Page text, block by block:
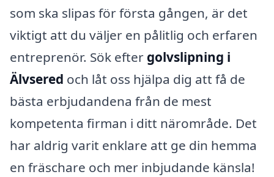
som ska slipas för första gången, är det
viktigt att du väljer en pålitlig och erfaren
entreprenör. Sök efter golvslipning i
Älvsered och låt oss hjälpa dig att få de
bästa erbjudandena från de mest
kompetenta firman i ditt närområde. Det
har aldrig varit enklare att ge din hemma
en fräschare och mer inbjudande känsla!